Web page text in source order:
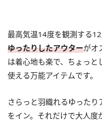
最高気温14度を観測する12
ゆったりしたアウターがオ
は着心地も楽で、ちょっ
使える万能アイテムです。
さらっと羽織れるゆった
をイン。それだけで大人度